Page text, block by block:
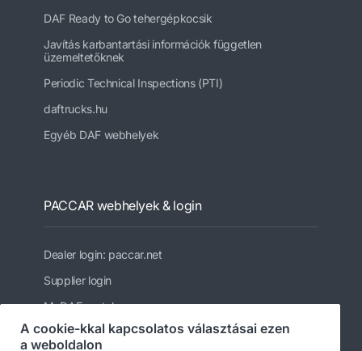
DAF Ready to Go tehergépkocsik
Javítás karbantartási információk független
üzemeltetőknek
Periodic Technical Inspections (PTI)
daftrucks.hu
Egyéb DAF webhelyek
PACCAR webhelyek & login
Dealer login: paccar.net
Supplier login
MyDAF portal
PACCAR
A cookie-kkal kapcsolatos választásai ezen
a weboldalon